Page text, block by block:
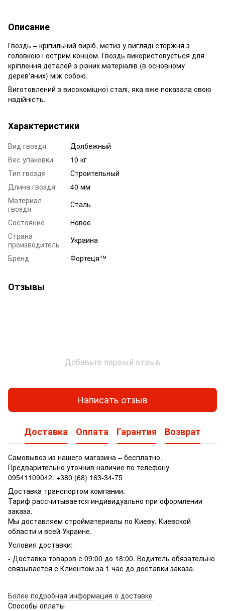
Описание
Гвоздь – кріпильний виріб, метиз у вигляді стержня з
головкою і острим концом. Гвоздь використовується для
кріплення деталей з різних матеріалів (в основному
дерев'яних) між собою.
Виготовлений з високоміцної сталі, яка вже показала свою
надійність.
Характеристики
Вид гвоздя
Долбежный
Вес упаковки
10 кг
Тип гвоздя
Строительный
Длина гвоздя
40 мм
Материал
гвоздя
Сталь
Состояние
Новое
Страна
производитель
Украина
Бренд
Фортеця™
Отзывы
Добавьте первый отзыв
Написать отзыв
Доставка Оплата Гарантия Возврат
Самовывоз из нашего магазина – бесплатно.
Предварительно уточнив наличие по телефону
09541109042. +380 (68) 163-34-75
Доставка транспортом компании.
Тариф рассчитывается индивидуально при оформлении
заказа.
Мы доставляем стройматериалы по Киеву, Киевской
области и всей Украине.
Условия доставки:
- Доставка товаров с 09:00 до 18:00. Водитель обязательно
связывается с Клиентом за 1 час до доставки заказа.
Более подробная информация о доставке
Способы оплаты